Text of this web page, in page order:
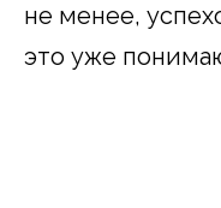
не менее,
это уже